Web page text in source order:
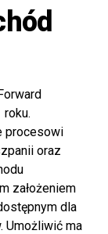
roku.
procesowi
oraz
założeniem
dla
Umożliwić ma